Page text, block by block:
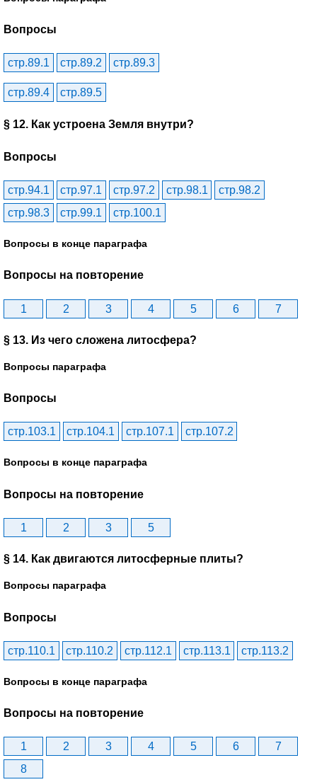
Вопросы
стр.89.1 стр.89.2 стр.89.3
стр.89.4 стр.89.5
§ 12. Как устроена Земля внутри?
Вопросы
стр.94.1 стр.97.1 стр.97.2 стр.98.1
стр.98.2
стр.98.3
стр.99.1 стр.100.1
Вопросы в конце параграфа
Вопросы на повторение
1 2 3 4 5 6 7
§ 13. Из чего сложена литосфера?
Вопросы параграфа
Вопросы
стр.103.1 стр.104.1 стр.107.1 стр.107.2
Вопросы в конце параграфа
Вопросы на повторение
1 2 3 5
§ 14. Как двигаются литосферные плиты?
Вопросы параграфа
Вопросы
стр.110.1 стр.110.2 стр.112.1 стр.113.1 стр.113.2
Вопросы в конце параграфа
Вопросы на повторение
1 2 3 4 5 6
7
8